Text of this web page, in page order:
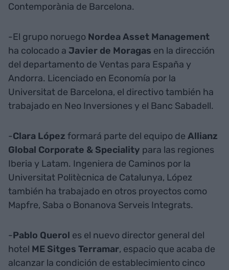
Contemporània de Barcelona.
-El grupo noruego Nordea Asset Management
ha colocado a Javier de Moragas en la dirección
del departamento de Ventas para España y
Andorra. Licenciado en Economía por la
Universitat de Barcelona, el directivo también ha
trabajado en Neo Inversiones y el Banc Sabadell.
-Clara López formará parte del equipo de Allianz
Global Corporate & Speciality para las regiones
Iberia y Latam. Ingeniera de Caminos por la
Universitat Politècnica de Catalunya, López
también ha trabajado en otros proyectos como
Mapfre, Saba o Bonanova Serveis Integrats.
-Pablo Querol es el nuevo director general del
hotel ME Sitges Terramar, espacio que acaba de
alcanzar la condición de establecimiento cinco